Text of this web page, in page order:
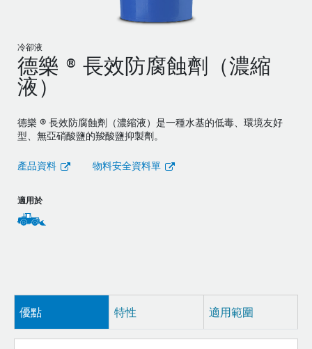
冷卻液
德樂 ® 長效防腐蝕劑（濃縮
液）
德樂 ® 長效防腐蝕劑（濃縮液）是一種水基的低毒、環境友好
型、無亞硝酸鹽的羧酸鹽抑製劑。
產品資料 物料安全資料單
適用於
優點 特性 適用範圍